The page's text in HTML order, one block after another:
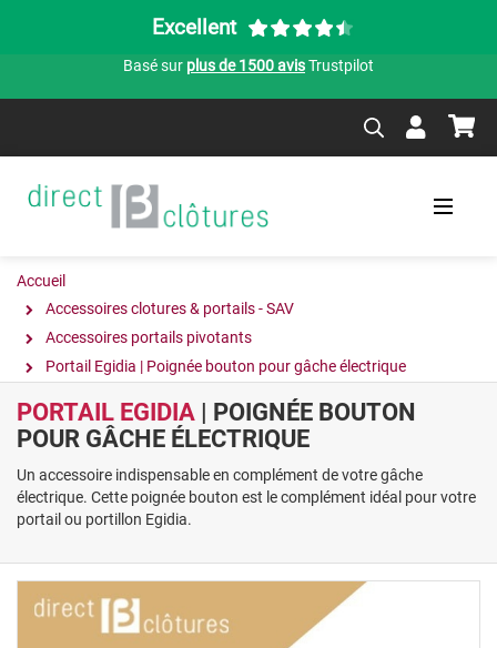
Excellent
Basé sur plus de 1500 avisTrustpilot
Accueil
Accessoires clotures & portails - SAV
Accessoires portails pivotants
Portail Egidia | Poignée bouton pour gâche électrique
PORTAIL EGIDIA | POIGNÉE BOUTON
POUR GÂCHE ÉLECTRIQUE
Un accessoire indispensable en complément de votre gâche
électrique. Cette poignée bouton est le complément idéal pour votre
portail ou portillon Egidia.